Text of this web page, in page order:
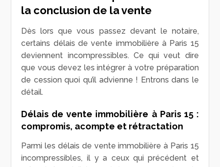
la conclusion de la vente
Dès lors que vous passez devant le notaire,
certains délais de vente immobilière à Paris 15
deviennent incompressibles. Ce qui veut dire
que vous devez les intégrer à votre préparation
de cession quoi qu’il advienne ! Entrons dans le
détail.
Délais de vente immobilière à Paris 15 :
compromis, acompte et rétractation
Parmi les délais de vente immobilière à Paris 15
incompressibles, il y a ceux qui précédent et